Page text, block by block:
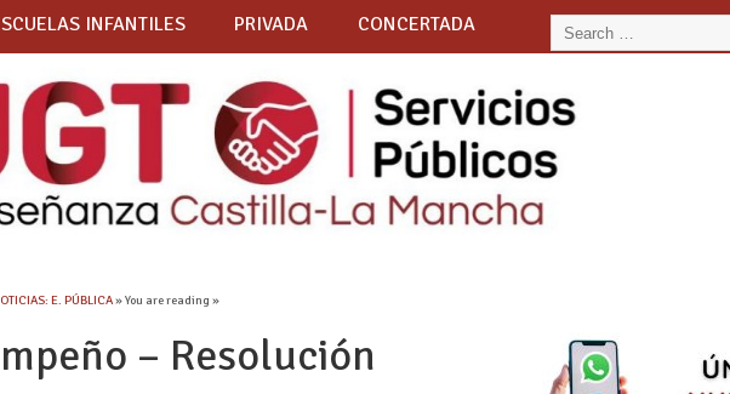
INFANTILES PRIVADA CONCERTADA
E. PÚBLICA» You are reading »
– Resolución